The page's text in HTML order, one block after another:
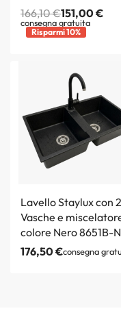
166,10€151,00€
consegna gratuita
Risparmi 10%
Lavello Staylux con 2
Vasche e
colore Nero 8651B-N
176,50€consegna